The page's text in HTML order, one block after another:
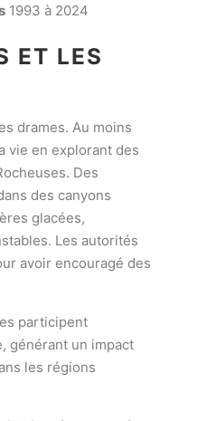
1993 à 2024
ET LES
drames. Au moins
vie en explorant des
Des
des canyons
glacées,
Les autorités
avoir encouragé des
participent
générant un impact
les régions